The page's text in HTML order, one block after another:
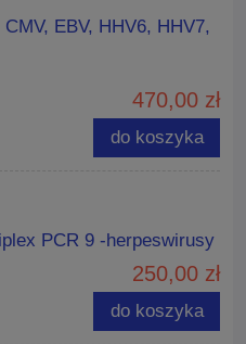
EBV, HHV6, HHV7,
470,00 zł
do koszyka
PCR 9 -herpeswirusy
250,00 zł
do koszyka